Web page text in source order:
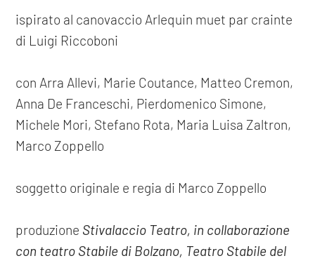
ispirato al canovaccio Arlequin muet par crainte
di Luigi Riccoboni
con Arra Allevi, Marie Coutance, Matteo Cremon,
Anna De Franceschi, Pierdomenico Simone,
Michele Mori, Stefano Rota, Maria Luisa Zaltron,
Marco Zoppello
soggetto originale e regia di Marco Zoppello
produzione Stivalaccio Teatro, in collaborazione
con teatro Stabile di Bolzano, Teatro Stabile del